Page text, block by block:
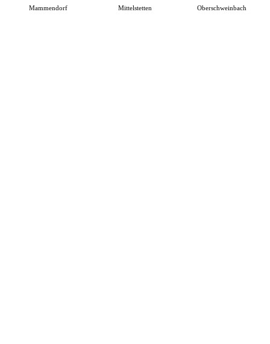
Mammendorf Mittelstetten Oberschweinbach